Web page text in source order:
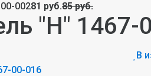
00281 руб.85 руб.
"Н" 1467-
В